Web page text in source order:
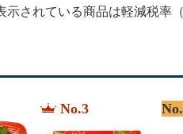
aluminum angle
されている商品は軽減税率
No.3